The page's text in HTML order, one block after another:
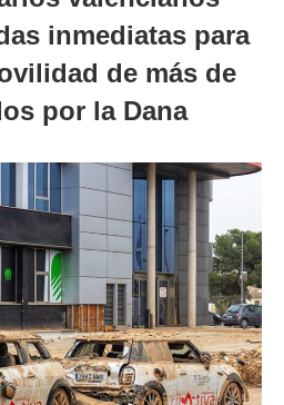
inmediatas para
de más de
por la Dana